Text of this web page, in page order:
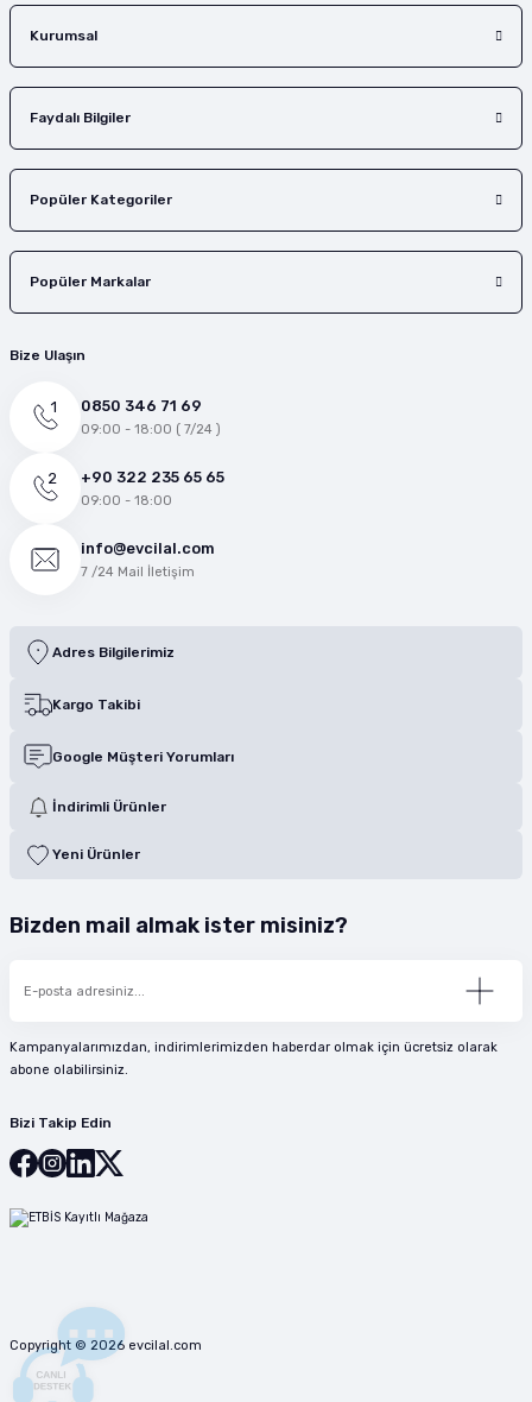
Kurumsal
Faydalı Bilgiler
Popüler Kategoriler
Popüler Markalar
Bize Ulaşın
0850 346 71 69
09:00 - 18:00 ( 7/24 )
+90 322 235 65 65
09:00 - 18:00
info@evcilal.com
7 /24 Mail İletişim
Adres Bilgilerimiz
Kargo Takibi
Google Müşteri Yorumları
İndirimli Ürünler
Yeni Ürünler
Bizden mail almak ister misiniz?
Kampanyalarımızdan, indirimlerimizden haberdar olmak için ücretsiz olarak
abone olabilirsiniz.
Bizi Takip Edin
Copyright © 2026 evcilal.com